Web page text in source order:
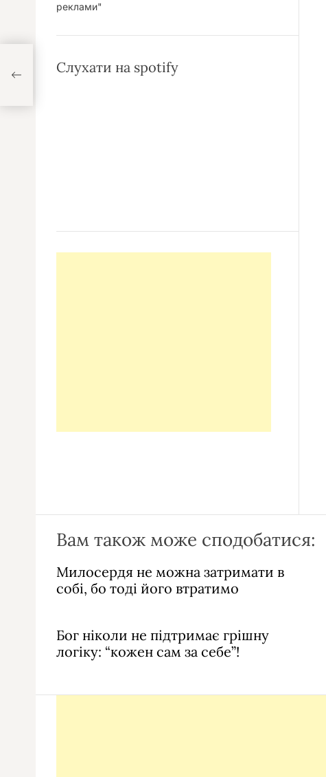
реклами"
Слухати на spotify
Вам також може сподобатися:
Милосердя не можна затримати в
собі, бо тоді його втратимо
Бог ніколи не підтримає грішну
логіку: “кожен сам за себе”!